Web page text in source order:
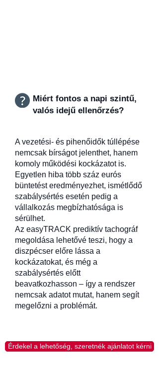
Miért fontos a napi szintű,
valós idejű ellenőrzés?
A vezetési- és pihenőidők túllépése
nemcsak bírságot jelenthet, hanem
komoly működési kockázatot is.
Egyetlen hiba több száz eurós
büntetést eredményezhet, ismétlődő
szabálysértés esetén pedig a
vállalkozás megbízhatósága is
sérülhet.
Az easyTRACK prediktív tachográf
megoldása lehetővé teszi, hogy a
diszpécser előre lássa a
kockázatokat, és még a
szabálysértés előtt
beavatkozhasson – így a rendszer
nemcsak adatot mutat, hanem segít
megelőzni a problémát.
Érdekel a lehetőség, szeretnék ajánlatot kérni